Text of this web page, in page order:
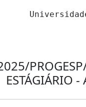
ESTÁGIÁRIO